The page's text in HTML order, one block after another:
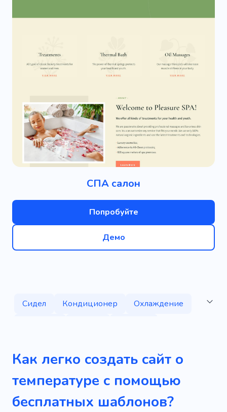
СПА салон
Попробуйте
Демо
Сидел Кондиционер
Охлаждение
Как легко создать сайт о
температуре с помощью
бесплатных шаблонов?